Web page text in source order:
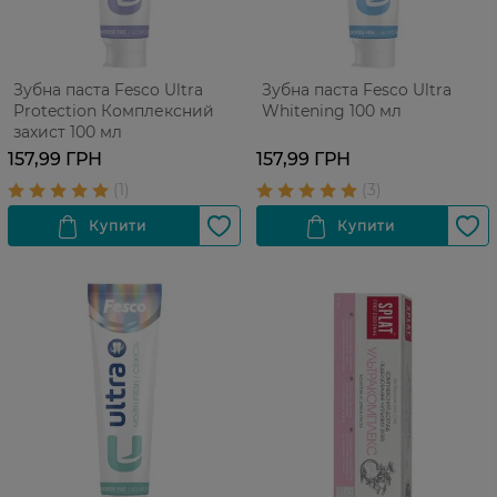
Зубна паста Fesco Ultra
Protection Комплексний
захист 100 мл
157,99 ГРН
Зубна паста Fesco Ultra
Whitening 100 мл
157,99 ГРН